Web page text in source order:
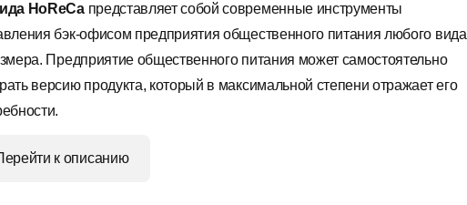
HoReCa представляет собой современные инструменты
бэк-офисом предприятия общественного питания любого вида
Предприятие общественного питания может самостоятельно
версию продукта, который в максимальной степени отражает его
к описанию